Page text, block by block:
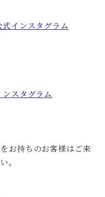
インスタグラム
スタグラム
お持ちのお客様はご来
。